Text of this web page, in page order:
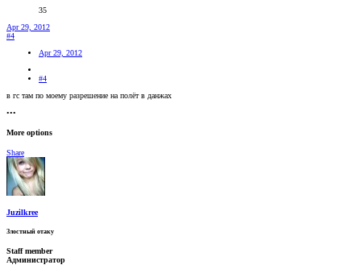
35
Apr 29, 2012
#4
Apr 29, 2012
#4
в гс там по моему разрешение на полёт в данжах
•••
More options
Share
Juzilkree
Злостный отаку
Staff member
Администратор